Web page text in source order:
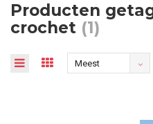
Producten
crochet (1)
Meest